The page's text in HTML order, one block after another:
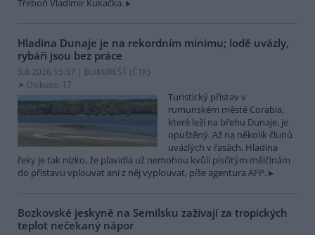
Třeboň Vladimír Kukačka.
Hladina Dunaje je na rekordním minimu; lodě uvázly,
rybáři jsou bez práce
5.8.2026 15:37 | BUKUREŠŤ (ČTK)
Diskuse: 17
Turistický přístav v
rumunském městě Corabia,
které leží na břehu Dunaje, je
opuštěný. Až na několik člunů
uvázlých v řasách. Hladina
řeky je tak nízko, že plavidla už nemohou kvůli písčitým mělčinám
do přístavu vplouvat ani z něj vyplouvat, píše agentura AFP.
Bozkovské jeskyně na Semilsku zažívají za tropických
teplot nečekaný nápor